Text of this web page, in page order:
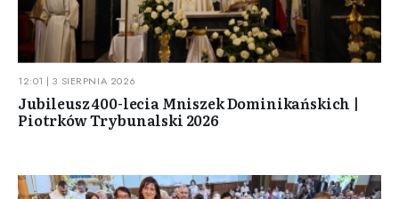
12:01 | 3 SIERPNIA 2026
Jubileusz 400-lecia Mniszek Dominikańskich |
Piotrków Trybunalski 2026